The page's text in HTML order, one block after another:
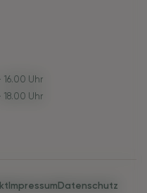
Uhr
Uhr
ImpressumDatenschutz